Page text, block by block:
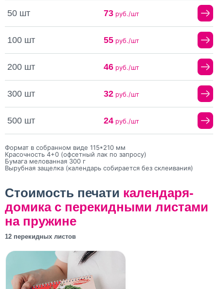
50 шт 73руб./шт
100 шт 55руб./шт
200 шт 46руб./шт
300 шт 32руб./шт
500 шт 24руб./шт
Формат в собранном виде 115*210 мм
Красочность 4+0 (офсетный лак по запросу)
Бумага мелованная 300 г
Вырубная защелка (календарь собирается без склеивания)
Стоимость печати календаря-
домика с перекидными листами
на пружине
12 перекидных листов